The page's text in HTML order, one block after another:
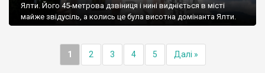
Ялти. Його 45-метрова дзвіниця і нині видніється в місті
майже звідусіль, а колись це була висотна домінанта Ялти.
1 2 3 4 5 Далі »